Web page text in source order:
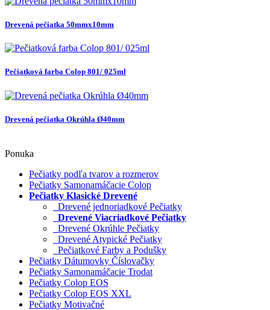
Drevená pečiatka 50mmx10mm
Pečiatková farba Colop 801/ 025ml
Drevená pečiatka Okrúhla Ø40mm
Ponuka
Pečiatky podľa tvarov a rozmerov
Pečiatky Samonamáčacie Colop
Pečiatky Klasické Drevené
Drevené jednoriadkové Pečiatky
Drevené Viacriadkové Pečiatky
Drevené Okrúhle Pečiatky
Drevené Atypické Pečiatky
Pečiatkové Farby a Podušky
Pečiatky Dátumovky Číslovačky
Pečiatky Samonamáčacie Trodat
Pečiatky Colop EOS
Pečiatky Colop EOS XXL
Pečiatky Motivačné